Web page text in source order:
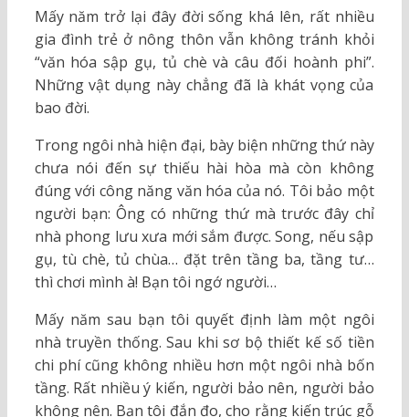
Mấy năm trở lại đây đời sống khá lên, rất nhiều
gia đình trẻ ở nông thôn vẫn không tránh khỏi
“văn hóa sập gụ, tủ chè và câu đối hoành phi”.
Những vật dụng này chẳng đã là khát vọng của
bao đời.
Trong ngôi nhà hiện đại, bày biện những thứ này
chưa nói đến sự thiếu hài hòa mà còn không
đúng với công năng văn hóa của nó. Tôi bảo một
người bạn: Ông có những thứ mà trước đây chỉ
nhà phong lưu xưa mới sắm được. Song, nếu sập
gụ, tù chè, tủ chùa… đặt trên tầng ba, tầng tư…
thì chơi mình à! Bạn tôi ngớ người…
Mấy năm sau bạn tôi quyết định làm một ngôi
nhà truyền thống. Sau khi sơ bộ thiết kế số tiền
chi phí cũng không nhiều hơn một ngôi nhà bốn
tầng. Rất nhiều ý kiến, người bảo nên, người bảo
không nên. Bạn tôi đắn đo, cho rằng kiến trúc gỗ